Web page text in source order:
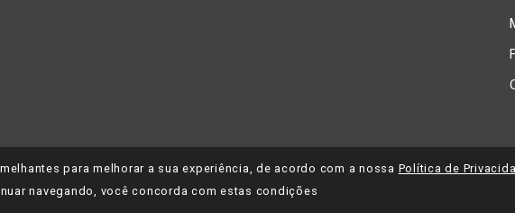
de Privacidade
para melhorar a sua experiência, de acordo com a nossa Política de
navegando, você concorda com estas condições